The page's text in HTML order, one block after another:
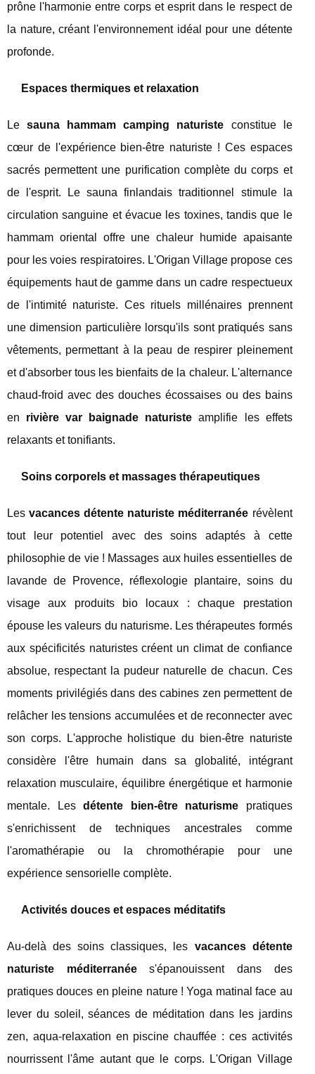
prône l'harmonie entre corps et esprit dans le respect de
la nature, créant l'environnement idéal pour une détente
profonde.
Espaces thermiques et relaxation
Lesauna hammam camping naturiste constitue le
cœur de l'expérience bien-être naturiste ! Ces espaces
sacrés permettent une purification complète du corps et
de l'esprit. Le sauna finlandais traditionnel stimule la
circulation sanguine et évacue les toxines, tandis que le
hammam oriental offre une chaleur humide apaisante
pour les voies respiratoires. L'Origan Village propose ces
équipements haut de gamme dans un cadre respectueux
de l'intimité naturiste. Ces rituels millénaires prennent
une dimension particulière lorsqu'ils sont pratiqués sans
vêtements, permettant à la peau de respirer pleinement
et d'absorber tous les bienfaits de la chaleur. L'alternance
chaud-froid avec des douches écossaises ou des bains
en rivière var baignade naturiste amplifie les effets
relaxants et tonifiants.
Soins corporels et massages thérapeutiques
Lesvacances détente naturiste méditerranée révèlent
tout leur potentiel avec des soins adaptés à cette
philosophie de vie ! Massages aux huiles essentielles de
lavande de Provence, réflexologie plantaire, soins du
visage aux produits bio locaux : chaque prestation
épouse les valeurs du naturisme. Les thérapeutes formés
aux spécificités naturistes créent un climat de confiance
absolue, respectant la pudeur naturelle de chacun. Ces
moments privilégiés dans des cabines zen permettent de
relâcher les tensions accumulées et de reconnecter avec
son corps. L'approche holistique du bien-être naturiste
considère l'être humain dans sa globalité, intégrant
relaxation musculaire, équilibre énergétique et harmonie
mentale. Lesdétente bien-être naturisme pratiques
s'enrichissent de techniques ancestrales comme
l'aromathérapie ou la chromothérapie pour une
expérience sensorielle complète.
Activités douces et espaces méditatifs
Au-delà des soins classiques, les vacances détente
naturiste méditerranées'épanouissent dans des
pratiques douces en pleine nature ! Yoga matinal face au
lever du soleil, séances de méditation dans les jardins
zen, aqua-relaxation en piscine chauffée : ces activités
nourrissent l'âme autant que le corps. L'Origan Village